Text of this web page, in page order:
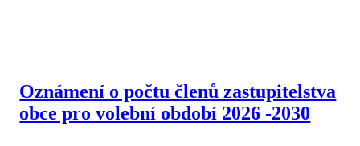
Oznámení o počtu členů zastupitelstva
obce pro volební období 2026 -2030